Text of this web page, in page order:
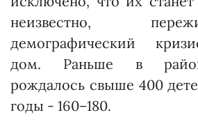
неизвестно,
демографический
дом. Раньше в
рождалось свыше 400
годы - 160–180.